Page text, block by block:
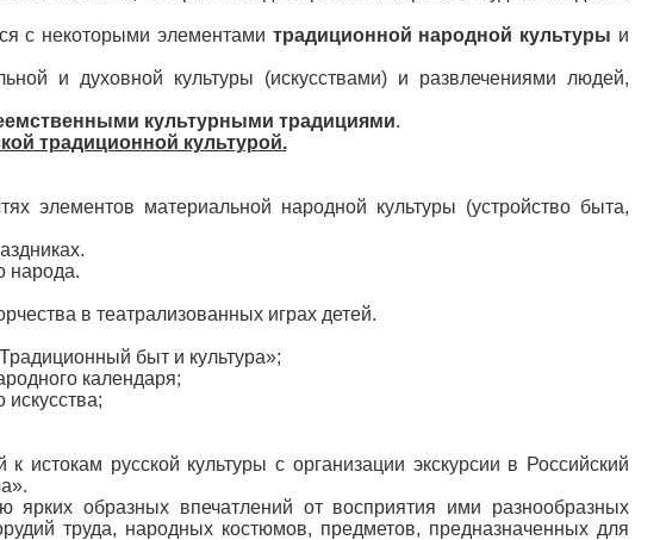
с некоторыми элементами традиционной народной культуры и
и духовной культуры (искусствами) и развлечениями людей,
культурными традициями.
традиционной культурой.
элементов материальной народной культуры (устройство быта,
народа.
в театрализованных играх детей.
быт и культура»;
календаря;
русской культуры с организации экскурсии в Российский
ярких образных впечатлений от восприятия ими разнообразных
труда, народных костюмов, предметов, предназначенных для